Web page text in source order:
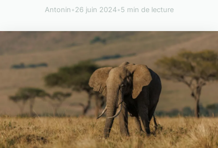
Antonin•26 juin 2024•5 min de lecture